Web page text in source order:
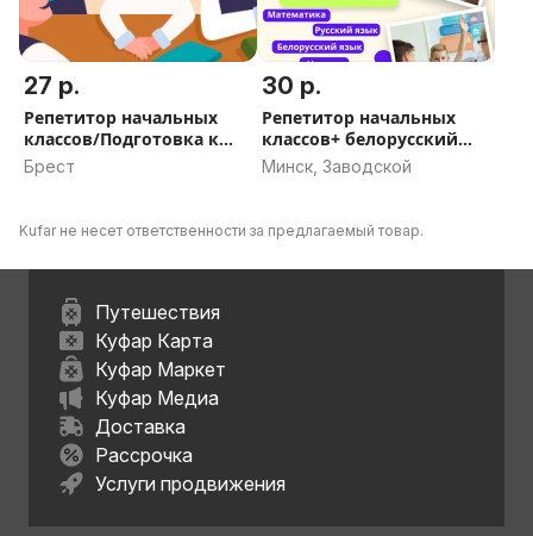
27 р.
Репетитор начальных
классов/Подготовка к
школе
Брест
30 р.
Репетитор начальных
классов+ белорусский
язык
Минск, Заводской
Kufar не несет ответственности за предлагаемый товар.
Путешествия
Куфар Карта
Куфар Маркет
Куфар Медиа
Доставка
Рассрочка
Услуги продвижения